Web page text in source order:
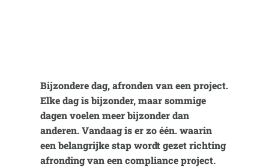
Bijzondere dag, afronden van een project.
Elke dag is bijzonder, maar sommige
dagen voelen meer bijzonder dan
anderen. Vandaag is er zo één. waarin
een belangrijke stap wordt gezet richting
afronding van een compliance project.